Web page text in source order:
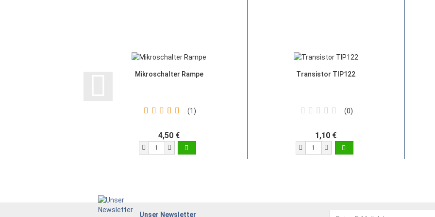
Mikroschalter Rampe
1
4,50 €
Transistor TIP122
0
1,10 €
Unser Newsletter